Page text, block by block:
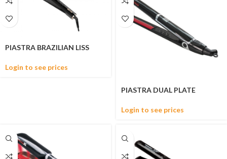
PIASTRA BRAZILIAN LISS
Login to see prices
PIASTRA DUAL PLATE
Login to see prices